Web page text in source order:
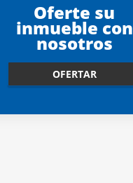
Oferte su
inmueble con
nosotros
OFERTAR